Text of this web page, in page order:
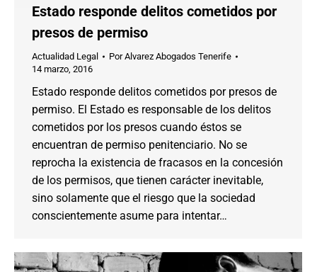
Estado responde delitos cometidos por
presos de permiso
Actualidad Legal PorAlvarez Abogados Tenerife
14 marzo, 2016
Estado responde delitos cometidos por presos de
permiso. El Estado es responsable de los delitos
cometidos por los presos cuando éstos se
encuentran de permiso penitenciario. No se
reprocha la existencia de fracasos en la concesión
de los permisos, que tienen carácter inevitable,
sino solamente que el riesgo que la sociedad
conscientemente asume para intentar…